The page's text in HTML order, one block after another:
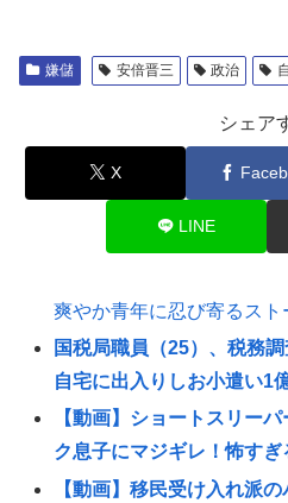
嫌儲 安倍晋三 政治
シェア
X
LINE
爽やか青年に忍び寄るスト
国税局職員（25）、税務
自宅に出入りしお小遣い1
【動画】ショートスリー
ク息子にマジギレ！怖すぎ
【動画】移民受け入れ派